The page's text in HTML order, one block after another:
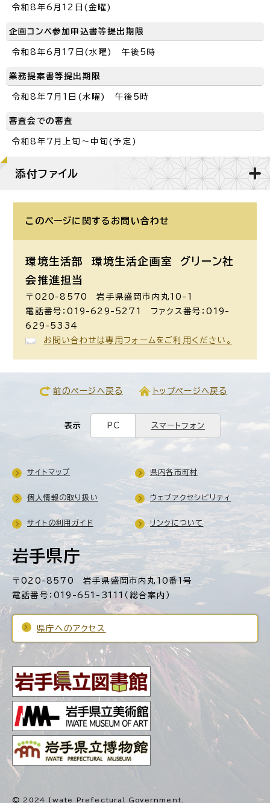
令和8年6月12日(金曜)
企画コンペ参加申込書等提出期限
令和8年6月17日(水曜) 午後5時
業務提案書等提出期限
令和8年7月1日(水曜) 午後5時
審査会での審査
令和8年7月上旬～中旬(予定)
添付ファイル
このページに関する お問い合わせ
環境生活部 環境生活企画室
グリーン社
会推進担当
〒020-8570 岩手県盛岡市内丸10-1
電話番号：019-629-5271 ファクス番号：019-
629-5334
お問い合わせは専用フォームをご利用ください。
前のページへ戻る トップページへ戻る
表示 PC スマートフォン
岩手県庁
〒020-8570 岩手県盛岡市内丸10番1号
電話番号：019-651-3111（総合案内）
県庁へのアクセス
サイトマップ 県内各市町村
個人情報の取り扱い ウェブアクセシビリティ
サイトの利用ガイド リンクについて
© 2024 Iwate Prefectural Government.